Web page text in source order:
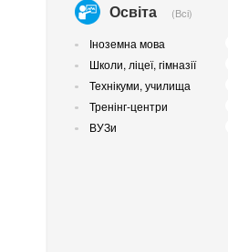
Освіта (Всі)
Іноземна мова
Школи, ліцеї, гімназії
Технікуми, училища
Тренінг-центри
ВУЗи